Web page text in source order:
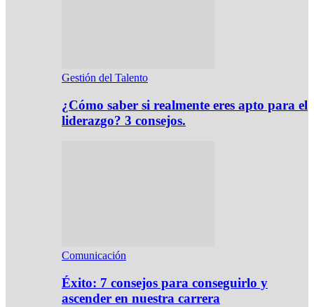
Gestión del Talento
¿Cómo saber si realmente eres apto para el
liderazgo? 3 consejos.
Comunicación
Éxito: 7 consejos para conseguirlo y
ascender en nuestra carrera